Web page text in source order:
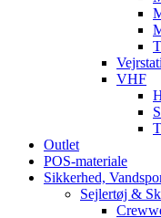
VHF
Outlet
POS-materiale
Sikkerhed,
Sejlertøj &